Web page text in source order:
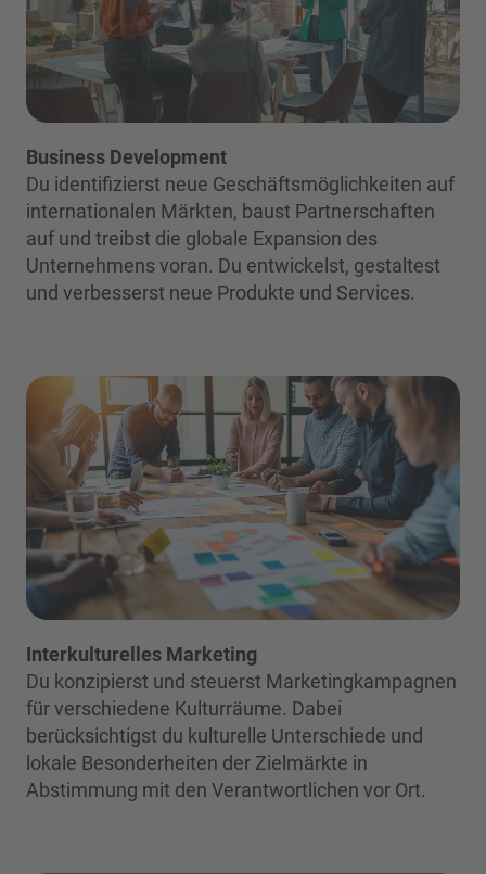
Business Development
Du identifizierst neue Geschäftsmöglichkeiten auf
internationalen Märkten, baust Partnerschaften
auf und treibst die globale Expansion des
Unternehmens voran. Du entwickelst, gestaltest
und verbesserst neue Produkte und Services.
Interkulturelles Marketing
Du konzipierst und steuerst Marketingkampagnen
für verschiedene Kulturräume. Dabei
berücksichtigst du kulturelle Unterschiede und
lokale Besonderheiten der Zielmärkte in
Abstimmung mit den Verantwortlichen vor Ort.